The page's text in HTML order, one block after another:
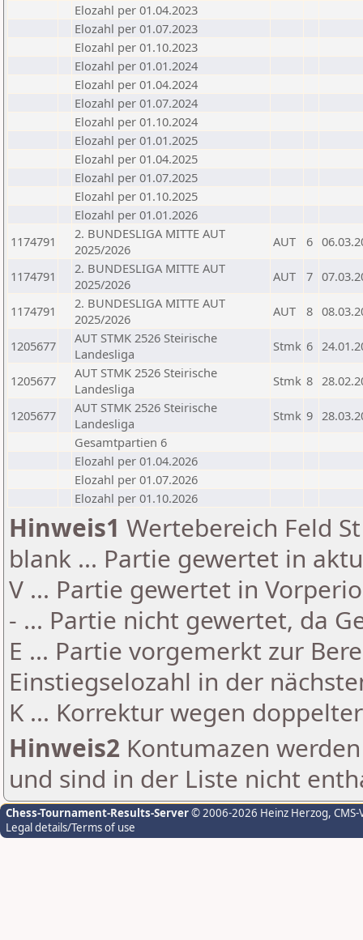
Elozahl per 01.04.2023
Elozahl per 01.07.2023
Elozahl per 01.10.2023
Elozahl per 01.01.2024
Elozahl per 01.04.2024
Elozahl per 01.07.2024
Elozahl per 01.10.2024
Elozahl per 01.01.2025
Elozahl per 01.04.2025
Elozahl per 01.07.2025
Elozahl per 01.10.2025
Elozahl per 01.01.2026
1174791
2. BUNDESLIGA MITTE AUT
2025/2026
AUT 6
1174791
2. BUNDESLIGA MITTE AUT
2025/2026
AUT 7
1174791
2. BUNDESLIGA MITTE AUT
2025/2026
AUT 8
1205677
AUT STMK 2526 Steirische
Landesliga
Stmk 6
1205677
AUT STMK 2526 Steirische
Landesliga
Stmk 8
1205677
AUT STMK 2526 Steirische
Landesliga
Stmk 9
Gesamtpartien 6
Elozahl per 01.04.2026
Elozahl per 01.07.2026
Elozahl per 01.10.2026
Hinweis1 Wertebereich Feld
blank ... Partie gewertet in
V ... Partie gewertet in
- ... Partie nicht gewertet, da
E ... Partie vorgemerkt zur
Einstiegselozahl in der
K ... Korrektur wegen
Hinweis2 Kontumazen
und sind in der Liste nicht
Chess-Tournament-Results-Server© 2006-2026 Heinz Herzog,
Legal details/Terms of use